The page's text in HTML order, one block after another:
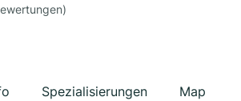
Spezialisierungen Map